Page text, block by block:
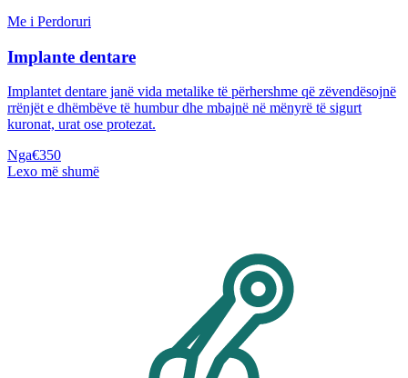
Me i Perdoruri
Implante dentare
Implantet dentare janë vida metalike të përhershme që zëvendësojnë
rrënjët e dhëmbëve të humbur dhe mbajnë në mënyrë të sigurt
kuronat, urat ose protezat.
Nga€350
Lexo më shumë